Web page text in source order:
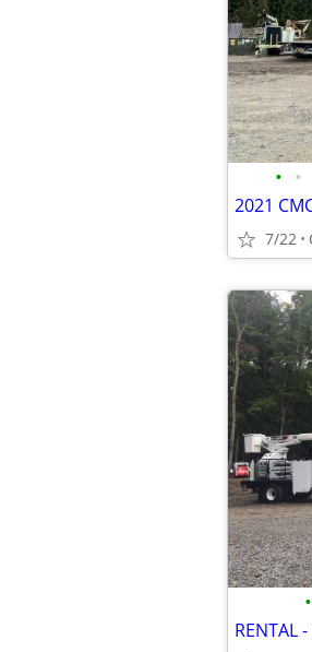
• •
2021
7/22
•